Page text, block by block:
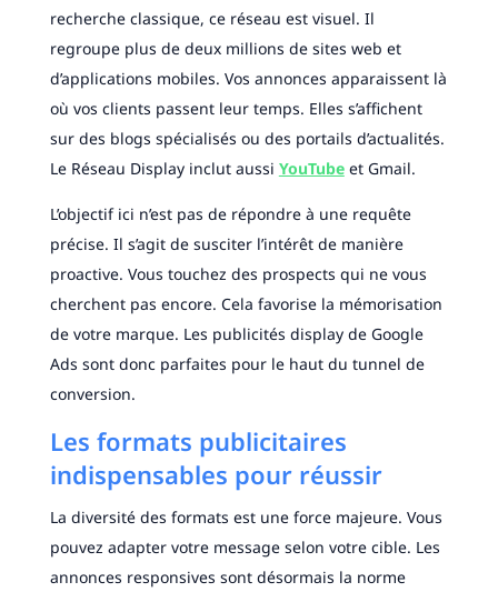
recherche classique, ce réseau est visuel. Il
regroupe plus de deux millions de sites web et
d’applications mobiles. Vos annonces apparaissent là
où vos clients passent leur temps. Elles s’affichent
sur des blogs spécialisés ou des portails d’actualités.
Le Réseau Display inclut aussi YouTubeet Gmail.
L’objectif ici n’est pas de répondre à une requête
précise. Il s’agit de susciter l’intérêt de manière
proactive. Vous touchez des prospects qui ne vous
cherchent pas encore. Cela favorise la mémorisation
de votre marque. Les publicités display de Google
Ads sont donc parfaites pour le haut du tunnel de
conversion.
Les formats publicitaires
indispensables pour réussir
La diversité des formats est une force majeure. Vous
pouvez adapter votre message selon votre cible. Les
annonces responsives sont désormais la norme